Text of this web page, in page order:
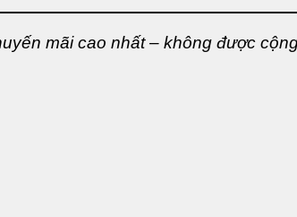
mãi cao nhất – không được